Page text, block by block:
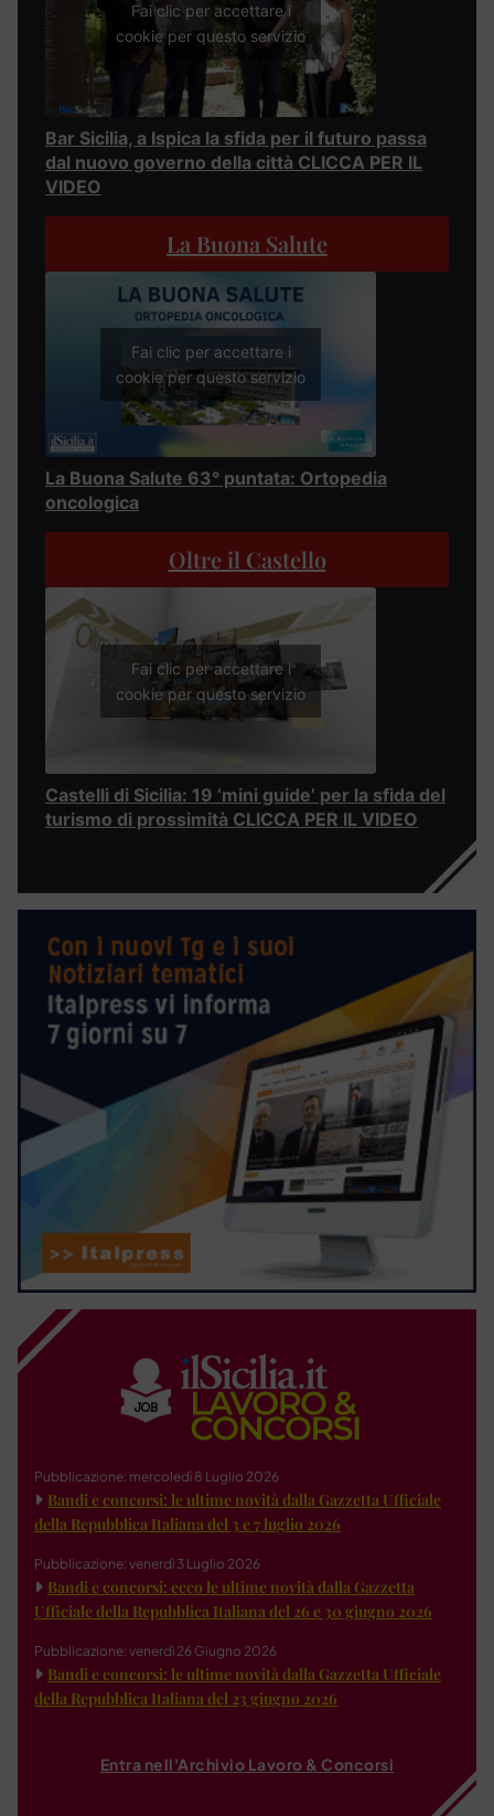
Fai clic per accettare i
cookie per questo servizio
Bar Sicilia, a Ispica la sfida per il futuro passa
dal nuovo governo della città CLICCA PER IL
VIDEO
La Buona Salute
Fai clic per accettare i
cookie per questo servizio
La Buona Salute 63° puntata: Ortopedia
oncologica
Oltre il Castello
Fai clic per accettare i
cookie per questo servizio
Castelli di Sicilia: 19 ‘mini guide’ per la sfida del
turismo di prossimità CLICCA PER IL VIDEO
Pubblicazione: mercoledì 8 Luglio 2026
Bandi e concorsi: le ultime novità dalla Gazzetta Ufficiale
della Repubblica Italiana del 3 e 7 luglio 2026
Pubblicazione: venerdì 3 Luglio 2026
Bandi e concorsi: ecco le ultime novità dalla Gazzetta
Ufficiale della Repubblica Italiana del 26 e 30 giugno 2026
Pubblicazione: venerdì 26 Giugno 2026
Bandi e concorsi: le ultime novità dalla Gazzetta Ufficiale
della Repubblica Italiana del 23 giugno 2026
Entra nell'Archivio Lavoro & Concorsi